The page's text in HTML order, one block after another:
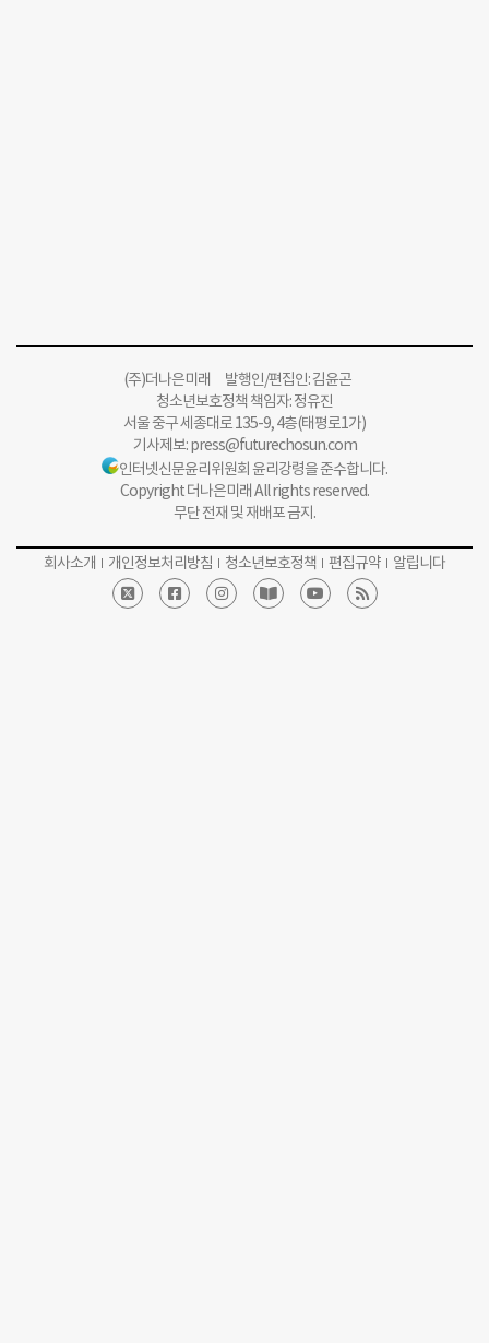
(주)더나은미래 발행인/편집인: 김윤곤
청소년보호정책 책임자: 정유진
서울 중구 세종대로 135-9, 4층(태평로1가)
기사제보:press@futurechosun.com
인터넷신문윤리위원회 윤리강령을 준수합니다.
Copyright 더나은미래 All rights reserved.
무단 전재 및 재배포 금지.
회사소개 개인정보처리방침 청소년보호정책 편집규약 알립니다